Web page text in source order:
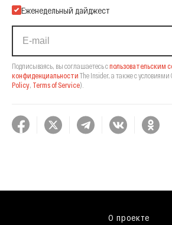
Еженедельный дайджест
Подписываясь, вы соглашаетесь спользовательским
конфиденциальности The Insider, а также с условиями
Policy Terms of Service).
О проекте